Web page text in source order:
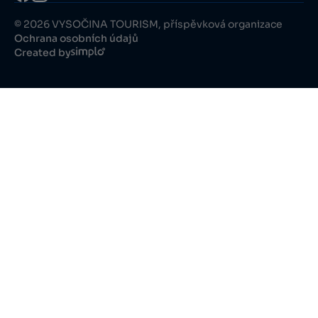
© 2026 VYSOČINA TOURISM, příspěvková organizace
Ochrana osobních údajů
Created by